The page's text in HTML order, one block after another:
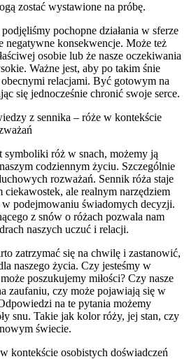
zostać wystawione na próbę.
pochopne działania w sferze
negatywne konsekwencje. Może też
osobie lub że nasze oczekiwania
Ważne jest, aby po takim śnie
relacjami. Być gotowym na
się jednocześnie chronić swoje serce.
z sennika – róże w kontekście
symboliki róż w snach, możemy ją
codziennym życiu. Szczególnie
rozważań. Sennik róża staje
ciekawostek, ale realnym narzędziem
w podejmowaniu świadomych decyzji.
z snów o różach pozwala nam
naszych uczuć i relacji.
zatrzymać się na chwilę i zastanowić,
naszego życia. Czy jesteśmy w
poszukujemy miłości? Czy nasze
zaufaniu, czy może pojawiają się w
na te pytania możemy
snu. Takie jak kolor róży, jej stan, czy
świecie.
kontekście osobistych doświadczeń